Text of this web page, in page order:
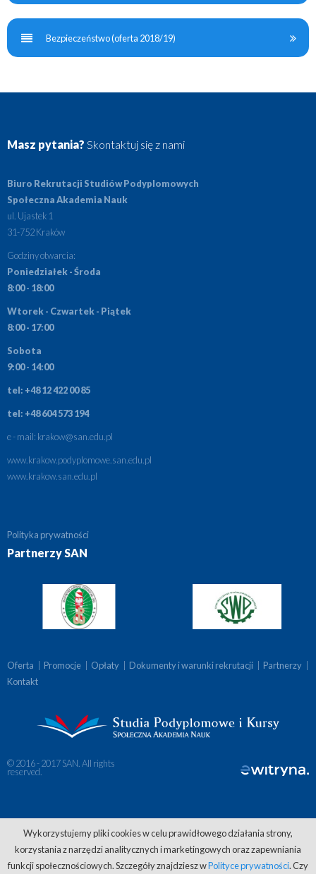
Bezpieczeństwo (oferta 2018/19)
Masz pytania? Skontaktuj się z nami
Biuro Rekrutacji Studiów Podyplomowych
Społeczna Akademia Nauk
ul. Ujastek 1
31-752 Kraków
Godziny otwarcia:
Poniedziałek - Środa
8:00 - 18:00
Wtorek - Czwartek - Piątek
8:00 - 17:00
Sobota
9:00 - 14:00
tel: +48 12 422 00 85
tel: +48 604 573 194
e - mail: krakow@san.edu.pl
www.krakow.podyplomowe.san.edu.pl
www.krakow.san.edu.pl
Polityka prywatności
Partnerzy SAN
Oferta Promocje Opłaty Dokumenty i warunki rekrutacji Partnerzy
Kontakt
© 2016 - 2017 SAN. All rights
reserved.
Wykorzystujemy pliki cookies w celu prawidłowego działania strony,
korzystania z narzędzi analitycznych i marketingowych oraz zapewniania
funkcji społecznościowych. Szczegóły znajdziesz wPolityce prywatności. Czy